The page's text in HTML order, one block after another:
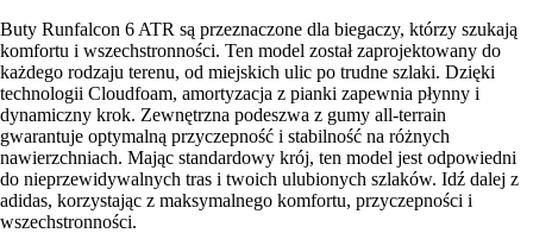
Buty Runfalcon 6 ATR są przeznaczone dla biegaczy, którzy szukają
komfortu i wszechstronności. Ten model został zaprojektowany do
każdego rodzaju terenu, od miejskich ulic po trudne szlaki. Dzięki
technologii Cloudfoam, amortyzacja z pianki zapewnia płynny i
dynamiczny krok. Zewnętrzna podeszwa z gumy all-terrain
gwarantuje optymalną przyczepność i stabilność na różnych
nawierzchniach. Mając standardowy krój, ten model jest odpowiedni
do nieprzewidywalnych tras i twoich ulubionych szlaków. Idź dalej z
adidas, korzystając z maksymalnego komfortu, przyczepności i
wszechstronności.